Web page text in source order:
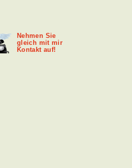
Nehmen Sie
gleich mit mir
Kontakt auf!